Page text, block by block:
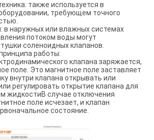
также используется в
требующем точного
в наружных или влажных системах
потоком воды могут
соленоидных клапанов.
работы:
клапана заряжается,
поле. Это магнитное поле заставляет
внутри клапана открывать или
регулировать открытие клапана для
жидкостиВ случае отключения
поле исчезает, и клапан
состояние.